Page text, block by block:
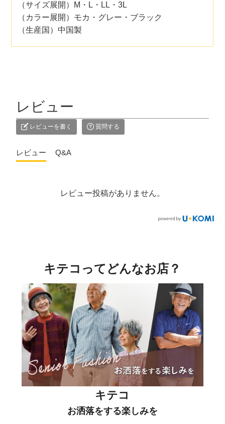
（サイズ展開）M・L・LL・3L
（カラー展開）モカ・グレー・ブラック
（生産国）中国製
レビュー
レビューを書く 質問する
レビュー Q&A
レビュー投稿がありません。
キテコってどんなお店？
キテコ
お洒落をする楽しみを